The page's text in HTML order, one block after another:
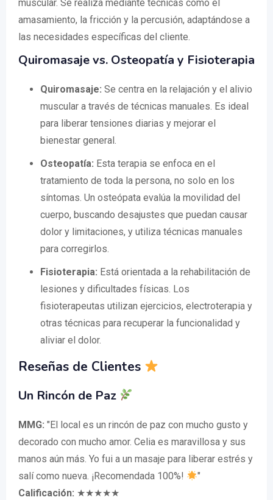
muscular. Se realiza mediante técnicas como el
amasamiento, la fricción y la percusión, adaptándose a
las necesidades específicas del cliente.
Quiromasaje vs. Osteopatía y Fisioterapia
Quiromasaje: Se centra en la relajación y el alivio
muscular a través de técnicas manuales. Es ideal
para liberar tensiones diarias y mejorar el
bienestar general.
Osteopatía: Esta terapia se enfoca en el
tratamiento de toda la persona, no solo en los
síntomas. Un osteópata evalúa la movilidad del
cuerpo, buscando desajustes que puedan causar
dolor y limitaciones, y utiliza técnicas manuales
para corregirlos.
Fisioterapia: Está orientada a la rehabilitación de
lesiones y dificultades físicas. Los
fisioterapeutas utilizan ejercicios, electroterapia y
otras técnicas para recuperar la funcionalidad y
aliviar el dolor.
Reseñas de Clientes
Un Rincón de Paz
MMG: "El local es un rincón de paz con mucho gusto y
decorado con mucho amor. Celia es maravillosa y sus
manos aún más. Yo fui a un masaje para liberar estrés y
salí como nueva. ¡Recomendada 100%!
"
Calificación: ★★★★★